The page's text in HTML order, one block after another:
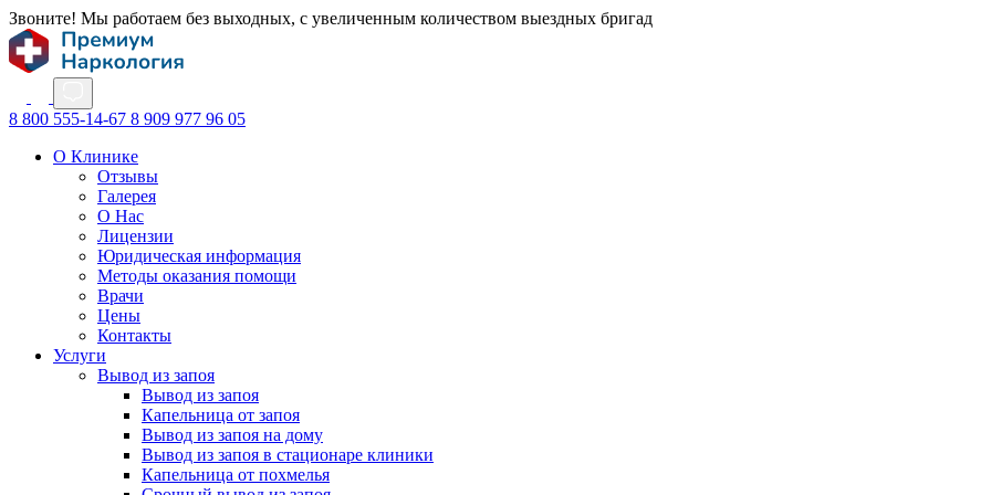
Звоните! Мы работаем без выходных, с увеличенным количеством выездных бригад
8 800 555-14-67 8 909 977 96 05
О Клинике
Отзывы
Галерея
О Нас
Лицензии
Юридическая информация
Методы оказания помощи
Врачи
Цены
Контакты
Услуги
Вывод из запоя
Вывод из запоя
Капельница от запоя
Вывод из запоя на дому
Вывод из запоя в стационаре клиники
Капельница от похмелья